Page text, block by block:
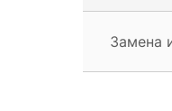
Замена